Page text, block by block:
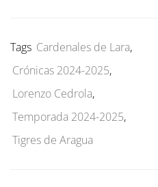
Tags Cardenales de Lara,
Crónicas 2024-2025,
Lorenzo Cedrola,
Temporada 2024-2025,
Tigres de Aragua